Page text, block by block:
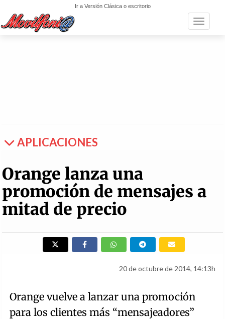
Ir a Versión Clásica o escritorio
Toggle
APLICACIONES
Orange lanza una
promoción de mensajes a
mitad de precio
20 de octubre de 2014, 14:13h
Orange vuelve a lanzar una promoción
para los clientes más “mensajeadores”